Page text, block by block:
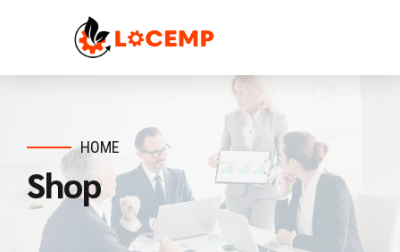
HOME
Shop